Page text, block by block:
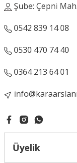
Şube: Çepni
0542 839 14 08
0530 470 74 40
0364 213 64 01
Üyelik